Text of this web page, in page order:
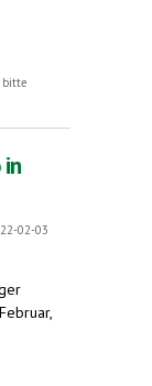
bitte
in
02-03